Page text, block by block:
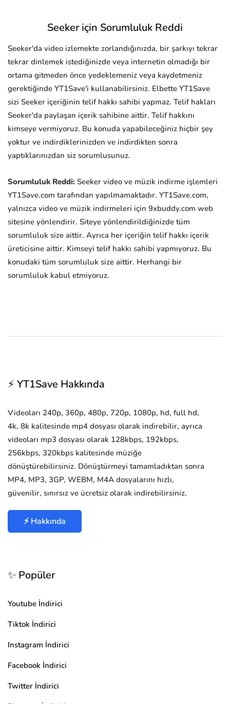
Seeker için Sorumluluk Reddi
Seeker'da video izlemekte zorlandığınızda, bir şarkıyı tekrar
tekrar dinlemek istediğinizde veya internetin olmadığı bir
ortama gitmeden önce yedeklemeniz veya kaydetmeniz
gerektiğinde YT1Save'i kullanabilirsiniz. Elbette YT1Save
sizi Seeker içeriğinin telif hakkı sahibi yapmaz. Telif hakları
Seeker'da paylaşan içerik sahibine aittir. Telif hakkını
kimseye vermiyoruz. Bu konuda yapabileceğiniz hiçbir şey
yoktur ve indirdiklerinizden ve indirdikten sonra
yaptıklarınızdan siz sorumlusunuz.
Sorumluluk Reddi: Seeker video ve müzik indirme işlemleri
YT1Save.com tarafından yapılmamaktadır. YT1Save.com,
yalnızca video ve müzik indirmeleri için 9xbuddy.com web
sitesine yönlendirir. Siteye yönlendirildiğinizde tüm
sorumluluk size aittir. Ayrıca her içeriğin telif hakkı içerik
üreticisine aittir. Kimseyi telif hakkı sahibi yapmıyoruz. Bu
konudaki tüm sorumluluk size aittir. Herhangi bir
sorumluluk kabul etmiyoruz.
⚡ YT1Save Hakkında
Videoları 240p, 360p, 480p, 720p, 1080p, hd, full hd,
4k, 8k kalitesinde mp4 dosyası olarak indirebilir, ayrıca
videoları mp3 dosyası olarak 128kbps, 192kbps,
256kbps, 320kbps kalitesinde müziğe
dönüştürebilirsiniz. Dönüştürmeyi tamamladıktan sonra
MP4, MP3, 3GP, WEBM, M4A dosyalarını hızlı,
güvenilir, sınırsız ve ücretsiz olarak indirebilirsiniz.
⚡ Hakkında
✨ Popüler
Youtube İndirici
Tiktok İndirici
Instagram İndirici
Facebook İndirici
Twitter İndirici